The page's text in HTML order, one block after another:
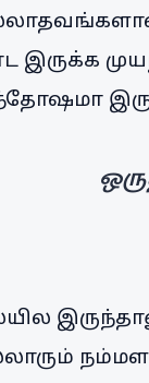
இருக்க